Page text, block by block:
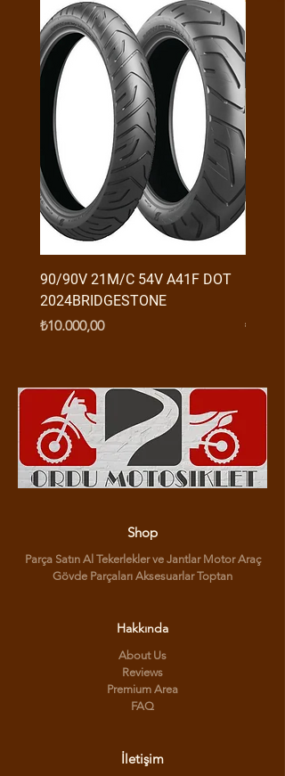
90/90V 21M/C 54V A41F DOT
2024BRIDGESTONE
Fiyat
₺10.000,00
Fiyat
₺950,00
Shop
Parça Satın Al Tekerlekler ve Jantlar Motor Araç
Gövde Parçaları Aksesuarlar Toptan
Hakkında
About Us
Reviews
Premium Area
FAQ
İletişim